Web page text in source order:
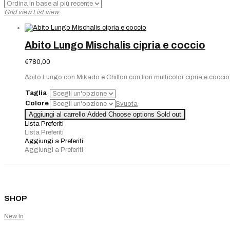
Grid view List view
Abito Lungo Mischalis cipria e coccio
€780,00
Abito Lungo con Mikado e Chiffon con fiori multicolor cipria e coccio
Taglia
Colore
Svuota
Aggiungi al carrello Added Choose options Sold out
Lista Preferiti
Lista Preferiti
Aggiungi a Preferiti
Aggiungi a Preferiti
SHOP
New In